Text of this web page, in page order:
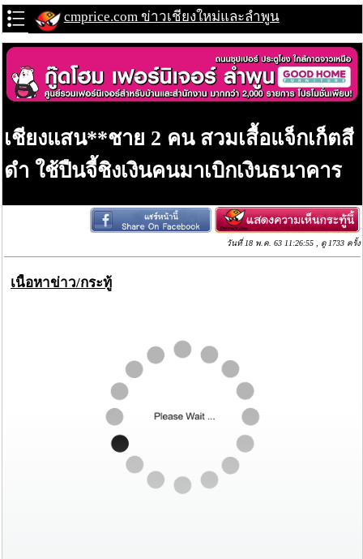
cmprice.com ข่าวเชียงใหม่และลำพูน
เชียงแสน**ชาย 2 คน สวมเสื้อแจ็กเก็ตสี
ดำ ใช้ปืนจี้ชิงเงินคนมาเบิกเงินธนาคาร
วันที่ 18 พ.ค. 63 11:26:55 , ดู 1733 ครั้ง
เนื้อหาข่าว/กระทู้